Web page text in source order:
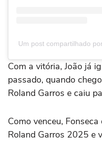
Um post compartilhado
Com a vitória, João já
passado, quando
Roland Garros e caiu
Como venceu,
Roland Garros 2025 e